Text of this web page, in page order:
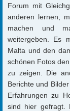
Forum mit
anderen lernen,
machen und
weitergeben. Es
Malta und den
schönen Fotos
zu zeigen. Die
Berichte und
Erfahrungen zu
sind hier gefragt.